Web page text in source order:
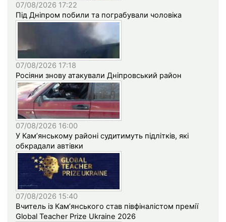
07/08/2026 17:22
Під Дніпром побили та пограбували чоловіка
07/08/2026 17:18
Росіяни знову атакували Дніпровський район
07/08/2026 16:00
У Кам’янському районі судитимуть підлітків, які
обкрадали автівки
07/08/2026 15:40
Вчитель із Кам’янського став півфіналістом премії
Global Teacher Prize Ukraine 2026